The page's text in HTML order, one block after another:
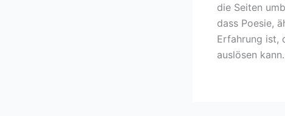
die Seiten
dass Poesie,
Erfahrung ist,
auslösen kann.